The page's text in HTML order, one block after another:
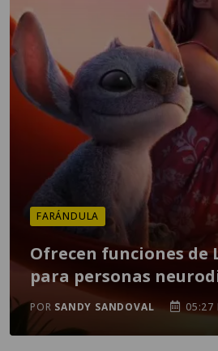
FARÁNDULA
Ofrecen funciones de
para personas
POR SANDY SANDOVAL 05:27